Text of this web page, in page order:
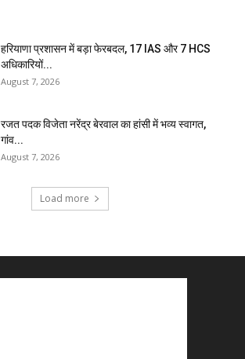
हरियाणा प्रशासन में बड़ा फेरबदल, 17 IAS और 7 HCS
अधिकारियों...
August 7, 2026
रजत पदक विजेता नरेंद्र बेरवाल का हांसी में भव्य स्वागत,
गांव...
August 7, 2026
Load more